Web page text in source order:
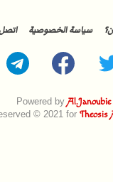
Powered by Al.Janoubie
© 2021 for Theosis
سياسة الخصوصية